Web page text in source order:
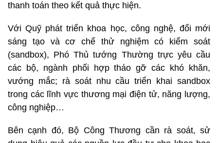
thanh toán theo kết quả thực hiện.
Với Quỹ phát triển khoa học, công nghệ, đổi mới
sáng tạo và cơ chế thử nghiệm có kiểm soát
(sandbox), Phó Thủ tướng Thường trực yêu cầu
các bộ, ngành phối hợp tháo gỡ các khó khăn,
vướng mắc; rà soát nhu cầu triển khai sandbox
trong các lĩnh vực thương mại điện tử, năng lượng,
công nghiệp…
Bên cạnh đó, Bộ Công Thương cần rà soát, sử